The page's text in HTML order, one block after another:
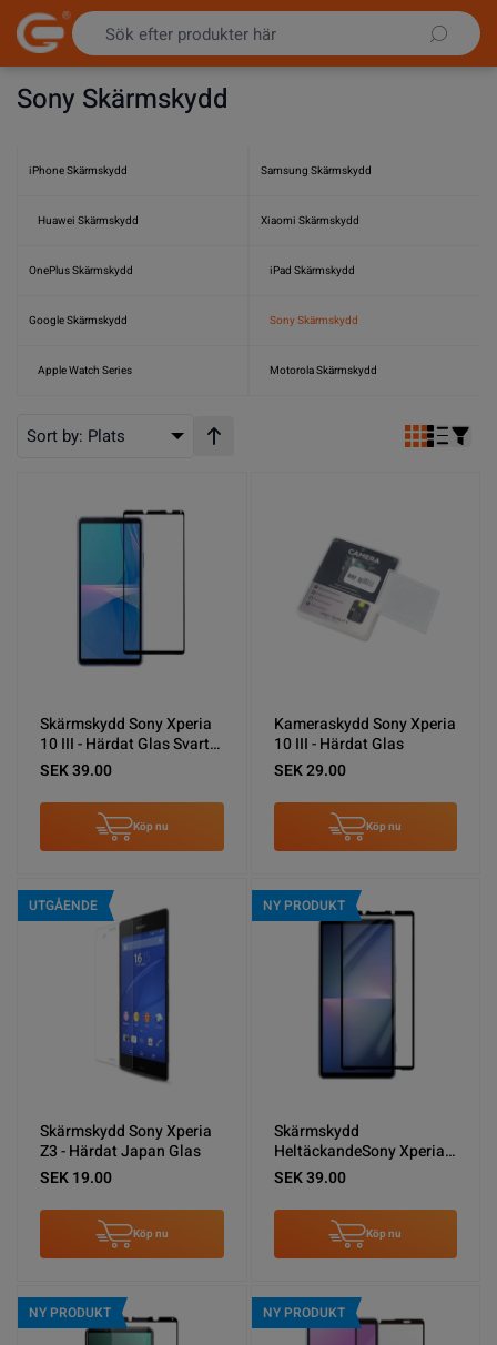
Hoppa till innehållet
Sony Skärmskydd
iPhone Skärmskydd Samsung Skärmskydd
Huawei Skärmskydd Xiaomi Skärmskydd
OnePlus Skärmskydd iPad Skärmskydd
Google Skärmskydd Sony Skärmskydd
Apple Watch Series Motorola Skärmskydd
Sort by: Plats Stigande ordning
Skärmskydd Sony Xperia
10 III - Härdat Glas Svart
(miljö)
SEK 39.00
Köp nu
Kameraskydd Sony Xperia
10 III - Härdat Glas
SEK 29.00
Köp nu
UTGÅENDE
Skärmskydd Sony Xperia
Z3 - Härdat Japan Glas
SEK 19.00
Köp nu
NY PRODUKT
Skärmskydd
HeltäckandeSony Xperia 5
V Härdat Glas (miljö)
SEK 39.00
Köp nu
NY PRODUKT NY PRODUKT